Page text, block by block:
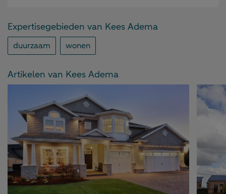
Expertisegebieden van Kees Adema
duurzaam wonen
Artikelen van Kees Adema